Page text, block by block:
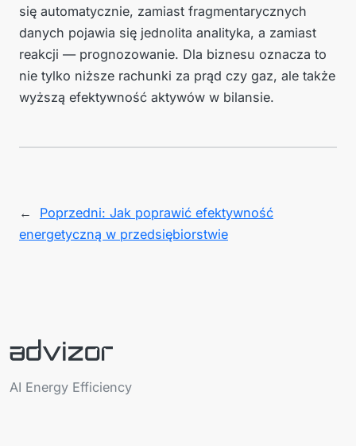
się automatycznie, zamiast fragmentarycznych
danych pojawia się jednolita analityka, a zamiast
reakcji — prognozowanie. Dla biznesu oznacza to
nie tylko niższe rachunki za prąd czy gaz, ale także
wyższą efektywność aktywów w bilansie.
← Poprzedni: Jak poprawić efektywność
energetyczną w przedsiębiorstwie
AI Energy Efficiency